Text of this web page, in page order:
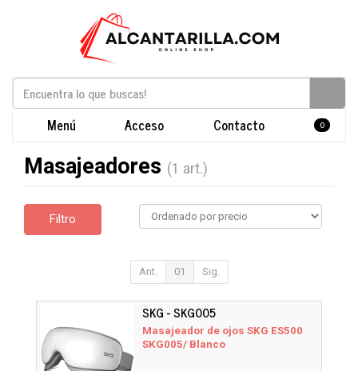
Menú Acceso Contacto 0
Masajeadores (1 art.)
Filtro
Ant. 01 Sig.
SKG - SKG005
Masajeador de ojos SKG ES500
SKG005/ Blanco